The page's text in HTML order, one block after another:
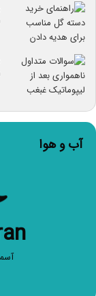
آب و هوا